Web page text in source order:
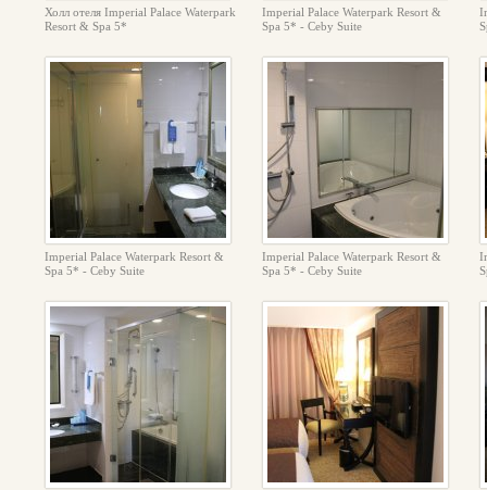
Холл отеля Imperial Palace Waterpark
Resort & Spa 5*
Imperial Palace Waterpark Resort &
Spa 5* - Ceby Suite
Imperial Palace Waterpark Resort &
Spa 5* - Ceby Suite
Imperial Palace Waterpark Resort &
Spa 5* - Ceby Suite